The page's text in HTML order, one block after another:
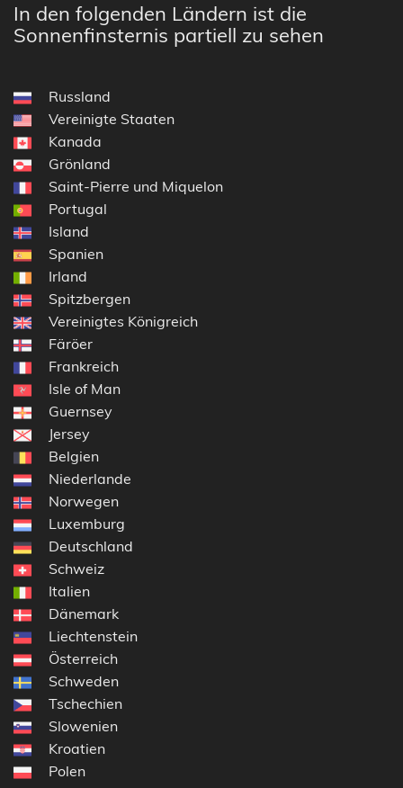
In den folgenden Ländern ist die
Sonnenfinsternis partiell zu sehen
Russland
Vereinigte Staaten
Kanada
Grönland
Saint-Pierre und Miquelon
Portugal
Island
Spanien
Irland
Spitzbergen
Vereinigtes Königreich
Färöer
Frankreich
Isle of Man
Guernsey
Jersey
Belgien
Niederlande
Norwegen
Luxemburg
Deutschland
Schweiz
Italien
Dänemark
Liechtenstein
Österreich
Schweden
Tschechien
Slowenien
Kroatien
Polen